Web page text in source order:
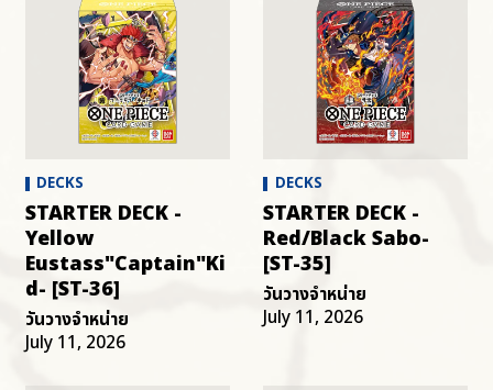
DECKS
STARTER DECK -
Yellow
Eustass"Captain"Ki
d- [ST-36]
วันวางจำหน่าย
July 11, 2026
DECKS
STARTER DECK -
Red/Black Sabo-
[ST-35]
วันวางจำหน่าย
July 11, 2026